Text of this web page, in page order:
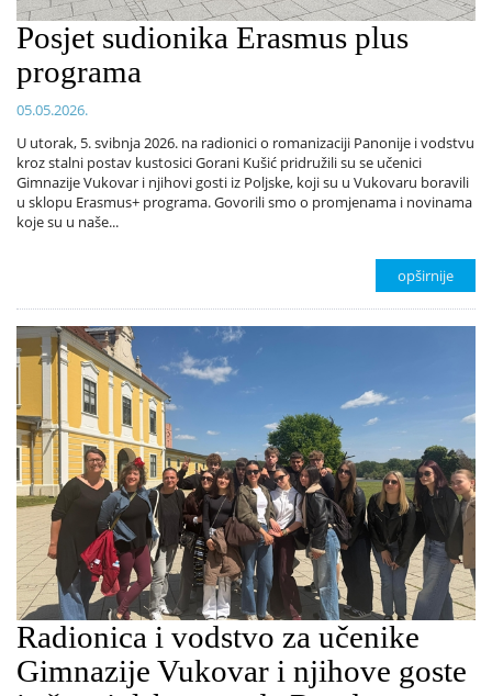
Posjet sudionika Erasmus plus
programa
05.05.2026.
U utorak, 5. svibnja 2026. na radionici o romanizaciji Panonije i vodstvu
kroz stalni postav kustosici Gorani Kušić pridružili su se učenici
Gimnazije Vukovar i njihovi gosti iz Poljske, koji su u Vukovaru boravili
u sklopu Erasmus+ programa. Govorili smo o promjenama i novinama
koje su u naše...
opširnije
Radionica i vodstvo za učenike
Gimnazije Vukovar i njihove goste